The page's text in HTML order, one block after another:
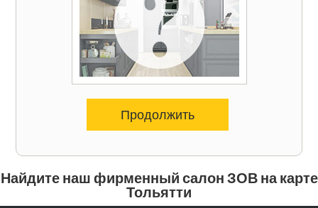
Продолжить
Найдите наш фирменный салон ЗОВ на карте
Тольятти